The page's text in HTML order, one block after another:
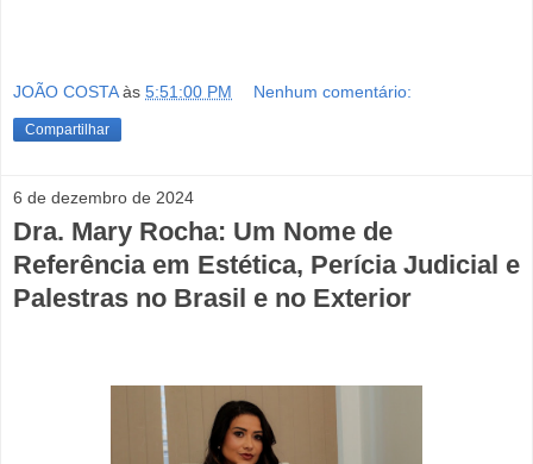
JOÃO COSTAàs 5:51:00 PM Nenhum comentário:
Compartilhar
6 de dezembro de 2024
Dra. Mary Rocha: Um Nome de
Referência em Estética, Perícia Judicial e
Palestras no Brasil e no Exterior